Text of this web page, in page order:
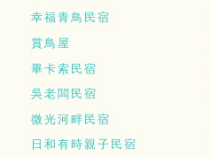
幸福青鳥民宿
賞鳥屋
畢卡索民宿
吳老闆民宿
微光河畔民宿
日和有時親子民宿